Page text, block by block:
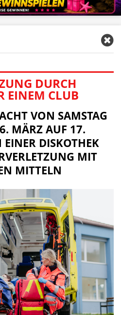
DURCH
EINEM CLUB
VON SAMSTAG
MÄRZ AUF 17.
DISKOTHEK
MIT
MITTELN